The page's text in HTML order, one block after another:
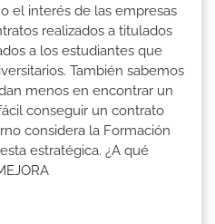
el interés de las empresas
realizados a titulados
a los estudiantes que
También sabemos
menos en encontrar un
conseguir un contrato
considera la Formación
estratégica. ¿A qué